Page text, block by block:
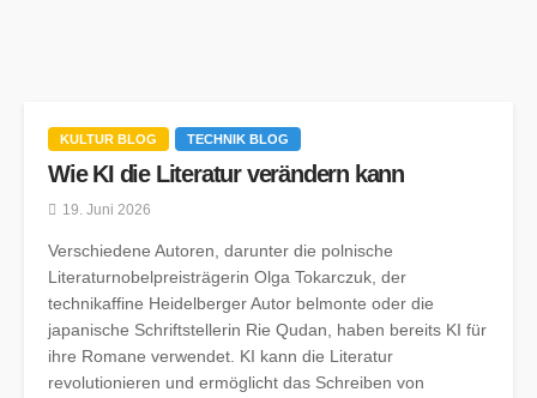
KULTUR BLOG TECHNIK BLOG
Wie KI die Literatur verändern kann
19. Juni 2026
Verschiedene Autoren, darunter die polnische
Literaturnobelpreisträgerin Olga Tokarczuk, der
technikaffine Heidelberger Autor belmonte oder die
japanische Schriftstellerin Rie Qudan, haben bereits KI für
ihre Romane verwendet. KI kann die Literatur
revolutionieren und ermöglicht das Schreiben von